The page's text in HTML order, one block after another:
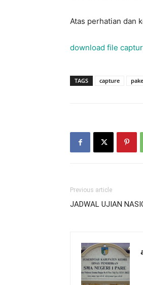
Atas perhatian dan
download file
TAGS capture
Previous article
JADWAL UJIAN